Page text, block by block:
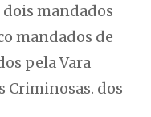
mandados
mandados de
pela Vara
Criminosas. dos